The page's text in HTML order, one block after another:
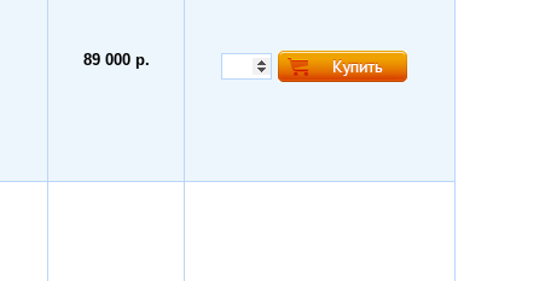
89 000 р.